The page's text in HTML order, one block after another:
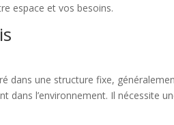
espace et vos besoins.
dans une structure fixe,
dans l’environnement. Il